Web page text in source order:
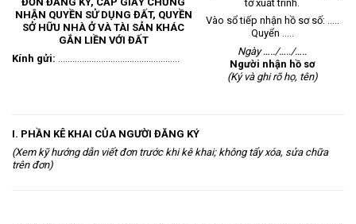
NHẬN QUYỀN SỬ DỤNG ĐẤT, QUYỀN
SỞ HỮU NHÀ Ở VÀ TÀI SẢN KHÁC
GẮN LIỀN VỚI ĐẤT
Kính gửi:
tờ xuất trình.
Vào sổ tiếp nhận hồ sơ số: …..
Quyển …..
Ngày …../…../…..
Người nhận hồ sơ
(Ký và ghi rõ họ, tên)
I. PHẦN KÊ KHAI CỦA NGƯỜI ĐĂNG KÝ
(Xem kỹ hướng dẫn viết đơn trước khi kê khai; không tẩy xóa, sửa chữa
trên đơn)